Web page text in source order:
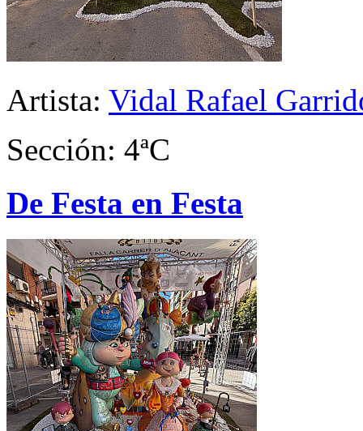
Artista: Vidal Rafael
Sección: 4ªC
De Festa en Festa